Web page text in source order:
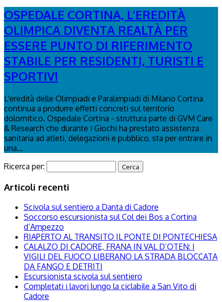
OSPEDALE CORTINA, L’EREDITÀ
OLIMPICA DIVENTA REALTÀ PER
ESSERE PUNTO DI RIFERIMENTO
STABILE PER RESIDENTI, TURISTI E
SPORTIVI
L'eredità delle Olimpiadi e Paralimpiadi di Milano Cortina
continua a produrre effetti concreti sul territorio
dolomitico. Ospedale Cortina - struttura parte di GVM Care
& Research che durante i Giochi ha prestato assistenza
sanitaria ad atleti, delegazioni e pubblico, sta per entrare in
una...
Ricerca per:
Articoli recenti
Scivola sul sentiero a Danta di Cadore
Soccorso escursionista sul Col dei Bos a Cortina
d’Ampezzo
RIAPERTO AL TRANSITO IL PONTE DI PONTECHIESA
CALALZO DI CADORE, FRANA IN VAL D’OTEN: I
VIGILI DEL FUOCO LIBERANO LA STRADA BLOCCATA
DA FANGO E DETRITI
Escursionista scivola sul sentiero
Completati i lavori lungo la ciclabile a San Vito di
Cadore